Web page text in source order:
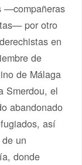
—compañeras
por otro
en
de
de Málaga
Smerdou, el
abandonado
así
un
donde